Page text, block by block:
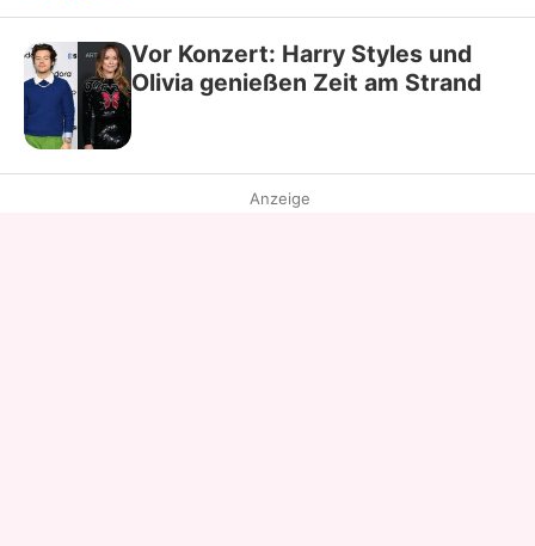
Vor Konzert: Harry Styles und
Olivia genießen Zeit am Strand
Anzeige